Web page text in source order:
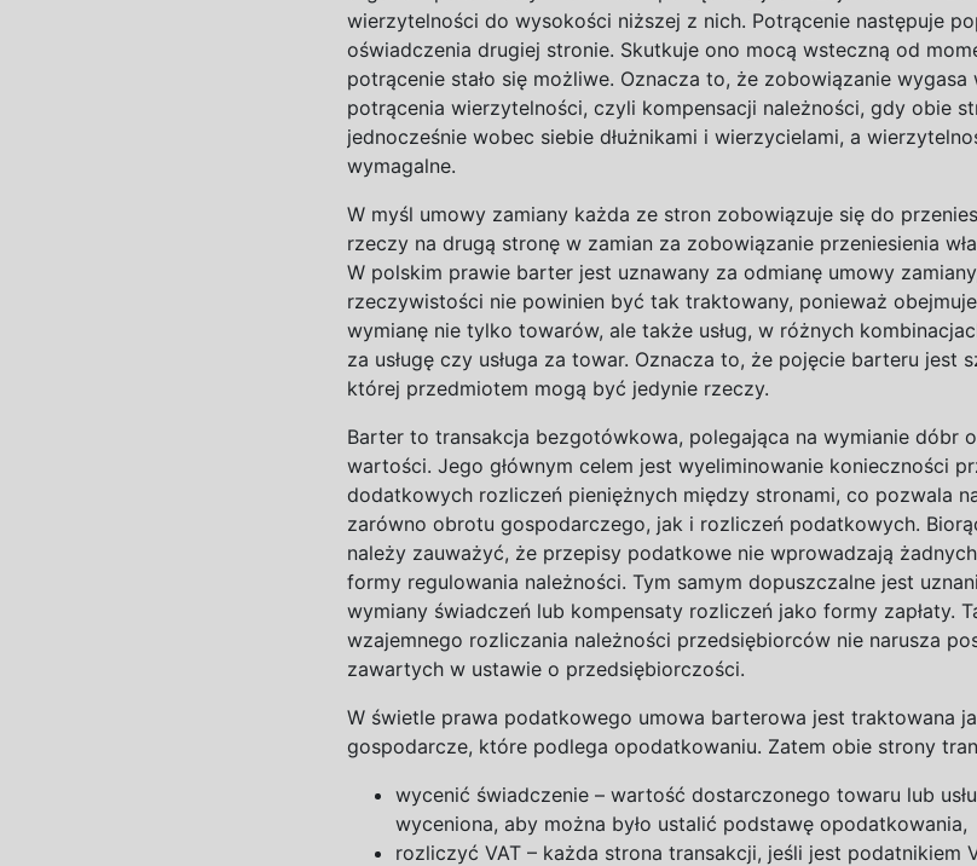
wierzytelności do wysokości niższej z nich. Potrącenie następuje
oświadczenia drugiej stronie. Skutkuje ono mocą wsteczną od
potrącenie stało się możliwe. Oznacza to, że zobowiązanie wygasa
potrącenia wierzytelności, czyli kompensacji należności, gdy obie
jednocześnie wobec siebie dłużnikami i wierzycielami, a
wymagalne.
W myśl umowy zamiany każda ze stron zobowiązuje się do
rzeczy na drugą stronę w zamian za zobowiązanie przeniesienia
W polskim prawie barter jest uznawany za odmianę umowy
rzeczywistości nie powinien być tak traktowany, ponieważ
wymianę nie tylko towarów, ale także usług, w różnych
za usługę czy usługa za towar. Oznacza to, że pojęcie barteru jest
której przedmiotem mogą być jedynie rzeczy.
Barter to transakcja bezgotówkowa, polegająca na wymianie dóbr o
wartości. Jego głównym celem jest wyeliminowanie konieczności
dodatkowych rozliczeń pieniężnych między stronami, co pozwala
zarówno obrotu gospodarczego, jak i rozliczeń podatkowych.
należy zauważyć, że przepisy podatkowe nie wprowadzają
formy regulowania należności. Tym samym dopuszczalne jest
wymiany świadczeń lub kompensaty rozliczeń jako formy zapłaty.
wzajemnego rozliczania należności przedsiębiorców nie narusza
zawartych w ustawie o przedsiębiorczości.
W świetle prawa podatkowego umowa barterowa jest traktowana
gospodarcze, które podlega opodatkowaniu. Zatem obie strony
wycenić świadczenie – wartość dostarczonego towaru lub
wyceniona, aby można było ustalić podstawę opodatkowania,
rozliczyć VAT – każda strona transakcji, jeśli jest podatnikiem